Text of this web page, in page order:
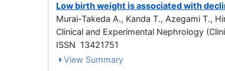
Low birth weight is associated with
Murai-Takeda A., Kanda T., Azegami T.,
Clinical and Experimental Nephrology
ISSN 13421751
View Summary